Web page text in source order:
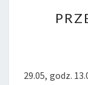
29.05, godz.